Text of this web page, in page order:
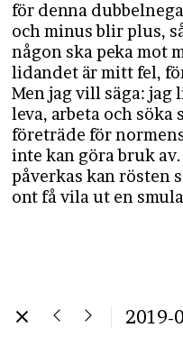
för denna
och minus blir plus,
någon ska peka mot
lidandet är mitt fel,
Men jag vill säga: jag
leva, arbeta och söka
företräde för
inte kan göra bruk
påverkas kan rösten
ont få vila ut en
2019-